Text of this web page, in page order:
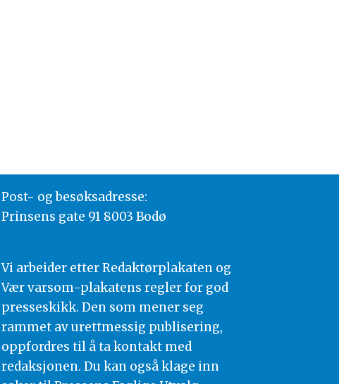
Post- og besøksadresse:
Prinsens gate 91 8003 Bodø
Vi arbeider etter Redaktørplakaten og
Vær varsom-plakatens regler for god
presseskikk. Den som mener seg
rammet av urettmessig publisering,
oppfordres til å ta kontakt med
redaksjonen. Du kan også klage inn